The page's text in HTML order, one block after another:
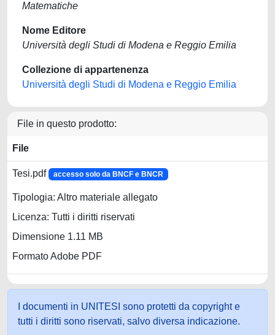
Matematiche
Nome Editore
Università degli Studi di Modena e Reggio Emilia
Collezione di appartenenza
Università degli Studi di Modena e Reggio Emilia
File in questo prodotto:
File
Tesi.pdf accesso solo da BNCF e BNCR
Tipologia: Altro materiale allegato
Licenza: Tutti i diritti riservati
Dimensione 1.11 MB
Formato Adobe PDF
I documenti in UNITESI sono protetti da copyright e
tutti i diritti sono riservati, salvo diversa indicazione.